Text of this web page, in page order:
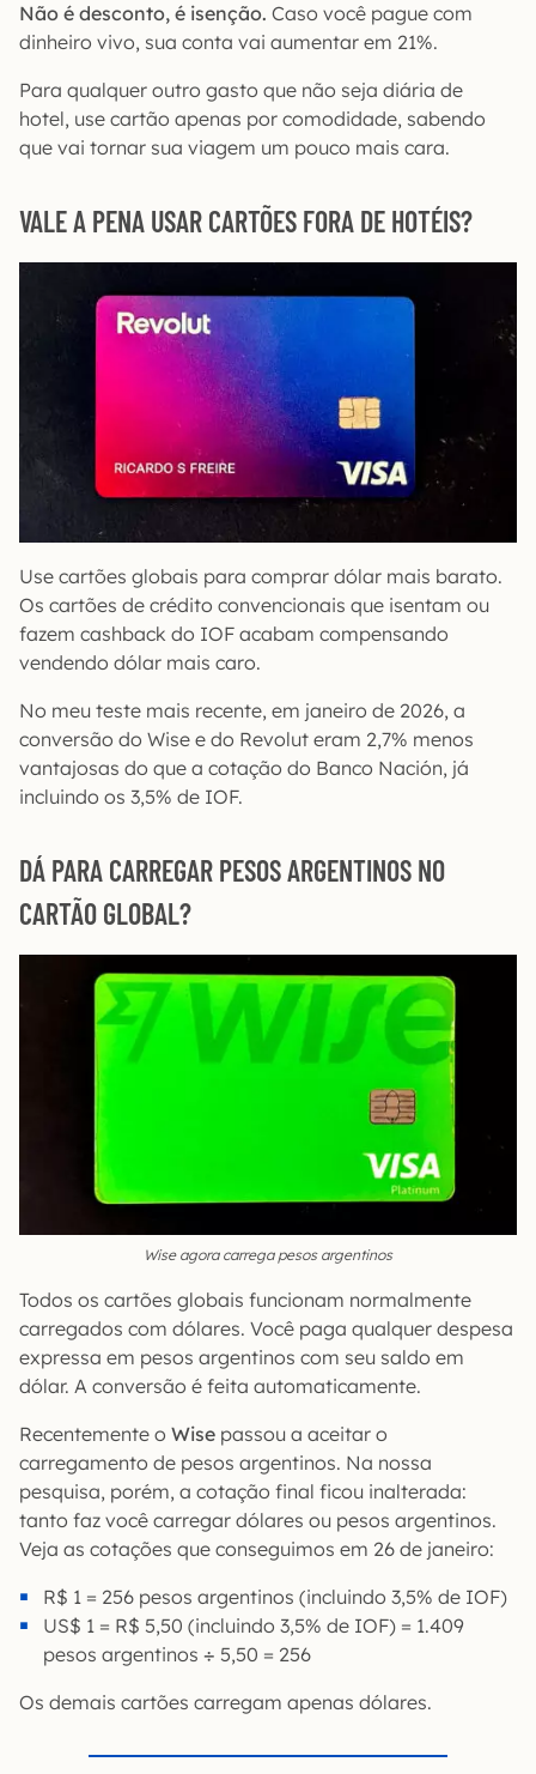
Não é desconto, é isenção. Caso você pague com
dinheiro vivo, sua conta vai aumentar em 21%.
Para qualquer outro gasto que não seja diária de
hotel, use cartão apenas por comodidade, sabendo
que vai tornar sua viagem um pouco mais cara.
VALE A PENA USAR CARTÕES FORA DE HOTÉIS?
Use cartões globais para comprar dólar mais barato.
Os cartões de crédito convencionais que isentam ou
fazem cashback do IOF acabam compensando
vendendo dólar mais caro.
No meu teste mais recente, em janeiro de 2026, a
conversão do Wise e do Revolut eram 2,7% menos
vantajosas do que a cotação do Banco Nación, já
incluindo os 3,5% de IOF.
DÁ PARA CARREGAR PESOS ARGENTINOS NO
CARTÃO GLOBAL?
Wise agora carrega pesos argentinos
Todos os cartões globais funcionam normalmente
carregados com dólares. Você paga qualquer despesa
expressa em pesos argentinos com seu saldo em
dólar. A conversão é feita automaticamente.
Recentemente o Wise passou a aceitar o
carregamento de pesos argentinos. Na nossa
pesquisa, porém, a cotação final ficou inalterada:
tanto faz você carregar dólares ou pesos argentinos.
Veja as cotações que conseguimos em 26 de janeiro:
R$ 1 = 256 pesos argentinos (incluindo 3,5% de IOF)
US$ 1 = R$ 5,50 (incluindo 3,5% de IOF) = 1.409
pesos argentinos ÷ 5,50 = 256
Os demais cartões carregam apenas dólares.